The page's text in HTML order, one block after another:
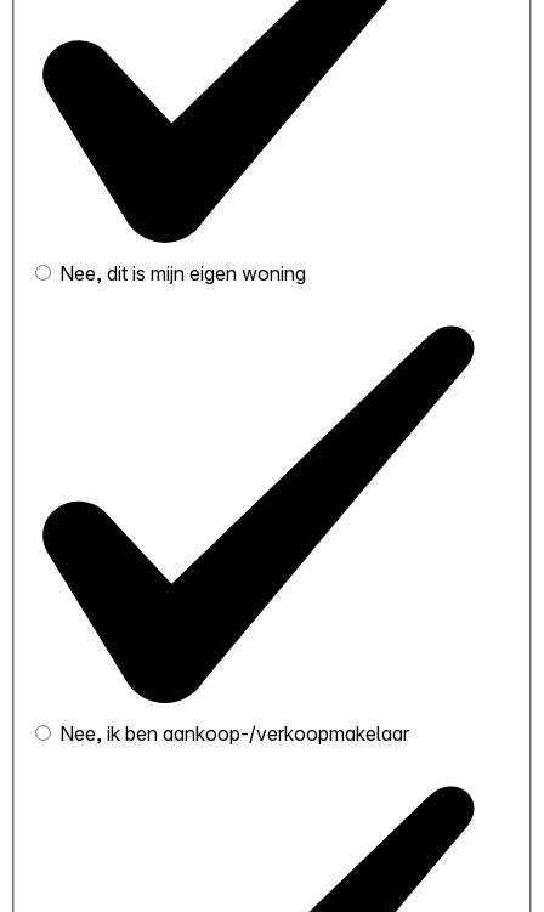
Nee, dit is mijn eigen woning
Nee, ik ben aankoop-/verkoopmakelaar